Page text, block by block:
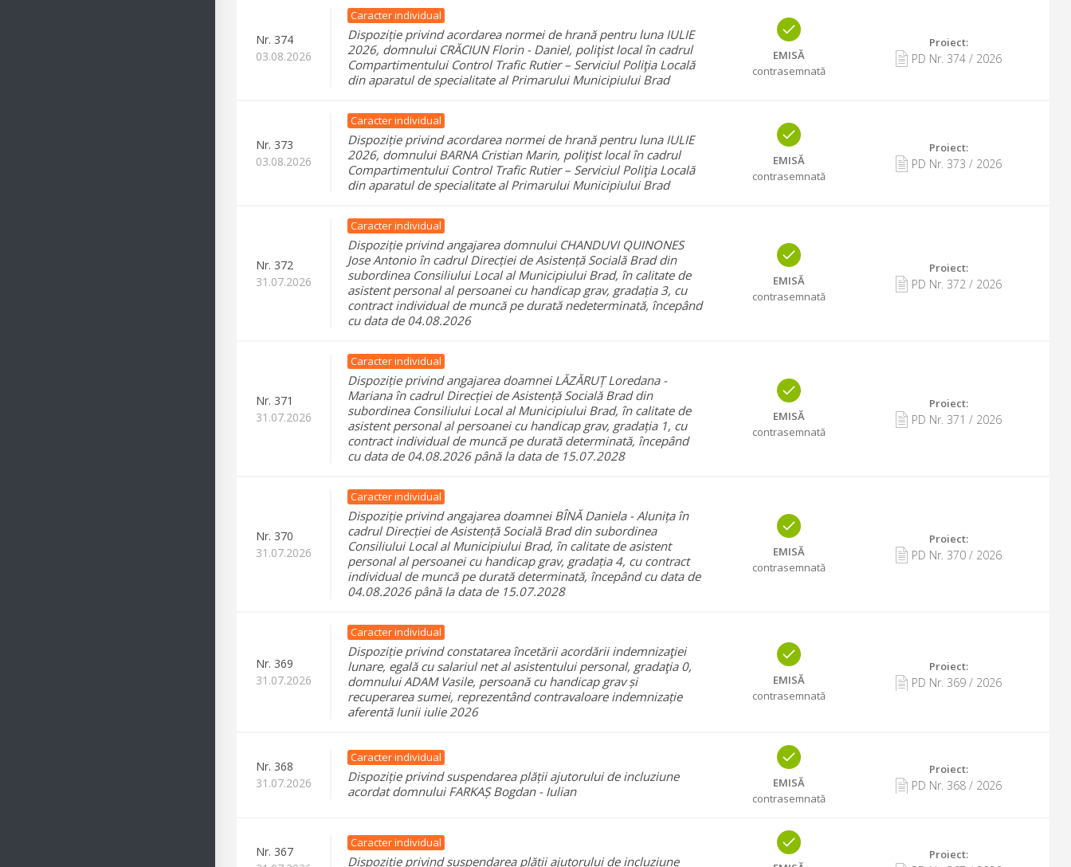
Nr. 374
03.08.2026
Caracter individual
Dispoziție privind acordarea normei de hrană pentru luna IULIE
2026, domnului CRĂCIUN Florin - Daniel, poliţist local în cadrul
Compartimentului Control Trafic Rutier – Serviciul Poliţia Locală
din aparatul de specialitate al Primarului Municipiului Brad
EMISĂ
contrasemnată
Proiect:
PD Nr. 374/ 2026
Nr. 373
03.08.2026
Caracter individual
Dispoziție privind acordarea normei de hrană pentru luna IULIE
2026, domnului BARNA Cristian Marin, poliţist local în cadrul
Compartimentului Control Trafic Rutier – Serviciul Poliţia Locală
din aparatul de specialitate al Primarului Municipiului Brad
EMISĂ
contrasemnată
Proiect:
PD Nr. 373 / 2026
Nr. 372
31.07.2026
Caracter individual
Dispoziție privind angajarea domnului CHANDUVI QUINONES
Jose Antonio în cadrul Direcției de Asistență Socială Brad din
subordinea Consiliului Local al Municipiului Brad, în calitate de
asistent personal al persoanei cu handicap grav, gradația 3, cu
contract individual de muncă pe durată nedeterminată, începând
cu data de 04.08.2026
EMISĂ
contrasemnată
Proiect:
PD Nr. 372 / 2026
Nr. 371
31.07.2026
Caracter individual
Dispoziție privind angajarea doamnei LĂZĂRUȚ Loredana -
Mariana în cadrul Direcției de Asistență Socială Brad din
subordinea Consiliului Local al Municipiului Brad, în calitate de
asistent personal al persoanei cu handicap grav, gradația 1, cu
contract individual de muncă pe durată determinată, începând
cu data de 04.08.2026 până la data de 15.07.2028
EMISĂ
contrasemnată
Proiect:
PD Nr. 371 / 2026
Nr. 370
31.07.2026
Caracter individual
Dispoziție privind angajarea doamnei BÎNĂ Daniela - Alunița în
cadrul Direcției de Asistență Socială Brad din subordinea
Consiliului Local al Municipiului Brad, în calitate de asistent
personal al persoanei cu handicap grav, gradația 4, cu contract
individual de muncă pe durată determinată, începând cu data de
04.08.2026 până la data de 15.07.2028
EMISĂ
contrasemnată
Proiect:
PD Nr. 370/ 2026
Nr. 369
31.07.2026
Caracter individual
Dispoziție privind constatarea încetării acordării indemnizaţiei
lunare, egală cu salariul net al asistentului personal, gradaţia 0,
domnului ADAM Vasile, persoană cu handicap grav și
recuperarea sumei, reprezentând contravaloare indemnizație
aferentă lunii iulie 2026
EMISĂ
contrasemnată
Proiect:
PD Nr. 369/ 2026
Nr. 368
31.07.2026
Caracter individual
Dispoziție privind suspendarea plății ajutorului de incluziune
acordat domnului FARKAȘ Bogdan - Iulian
EMISĂ
contrasemnată
Proiect:
PD Nr. 368/ 2026
Nr. 367
Caracter individual
Dispoziție privind suspendarea plății ajutorului de incluziune Proiect: